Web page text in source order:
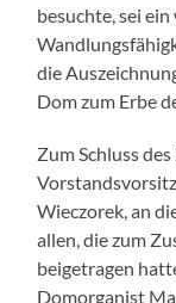
besuchte, sei
die
Dom zum Erbe
Zum Schluss
Wieczorek, an
allen, die zum
beigetragen
Domorganist